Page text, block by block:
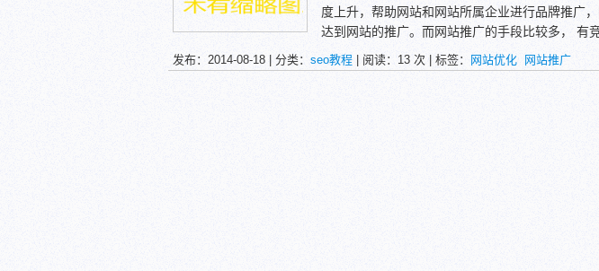
15.同IP站点查询
16.网站备案
18.网络测速
度上升，帮助网站和网站所属企业进行品牌推广
达到网站的推广。而网站推广的手段比较多， 有
软文推广，投放新闻，发布广告，发送邮件等等
网站优化和网站推广是相辅相承，紧密联系在
手段和方向，网站推广是网站优化的目的和效果
发布：2014-08-18 | 分类： seo教程 | 阅读： 13 次 | 标签： 网站优化 网站推广